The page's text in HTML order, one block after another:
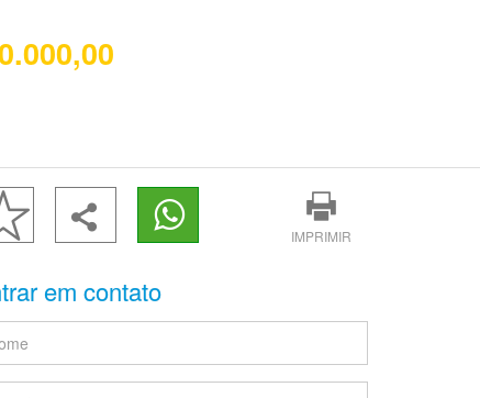
IMPRIMIR
em contato